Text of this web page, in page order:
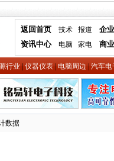
返回首页 技术 报道
企
资讯中心
电脑 家电 商
行业 仪器仪表 电脑周边 汽车电
数据